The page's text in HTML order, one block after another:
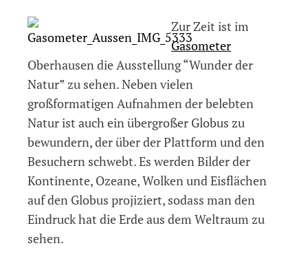
Zur Zeit ist im
Gasometer
Oberhausen die Ausstellung “Wunder der
Natur” zu sehen. Neben vielen
großformatigen Aufnahmen der belebten
Natur ist auch ein übergroßer Globus zu
bewundern, der über der Plattform und den
Besuchern schwebt. Es werden Bilder der
Kontinente, Ozeane, Wolken und Eisflächen
auf den Globus projiziert, sodass man den
Eindruck hat die Erde aus dem Weltraum zu
sehen.